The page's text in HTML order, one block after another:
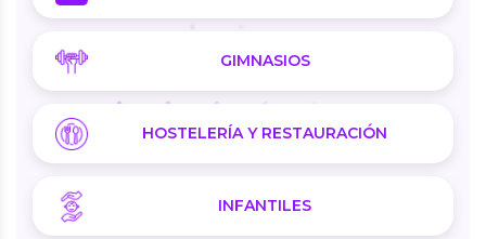
GIMNASIOS
HOSTELERÍA Y RESTAURACIÓN
INFANTILES